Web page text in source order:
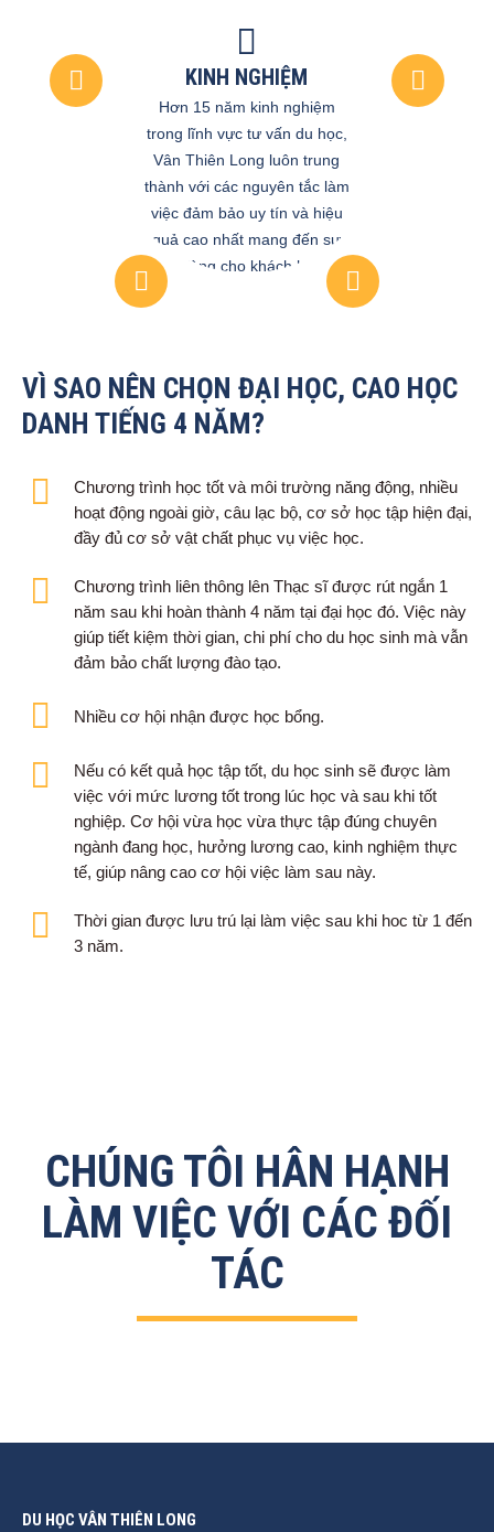
KINH NGHIỆM
Hơn 15 năm kinh nghiệm
trong lĩnh vực tư vấn du học,
Vân Thiên Long luôn trung
thành với các nguyên tắc làm
việc đảm bảo uy tín và hiệu
quả cao nhất mang đến sự
hài lòng cho khách hàng
VÌ SAO NÊN CHỌN ĐẠI HỌC, CAO HỌC
DANH TIẾNG 4 NĂM?
Chương trình học tốt và môi trường năng động, nhiều
hoạt động ngoài giờ, câu lạc bộ, cơ sở học tập hiện đại,
đầy đủ cơ sở vật chất phục vụ việc học.
Chương trình liên thông lên Thạc sĩ được rút ngắn 1
năm sau khi hoàn thành 4 năm tại đại học đó. Việc này
giúp tiết kiệm thời gian, chi phí cho du học sinh mà vẫn
đảm bảo chất lượng đào tạo.
Nhiều cơ hội nhận được học bổng.
Nếu có kết quả học tập tốt, du học sinh sẽ được làm
việc với mức lương tốt trong lúc học và sau khi tốt
nghiệp. Cơ hội vừa học vừa thực tập đúng chuyên
ngành đang học, hưởng lương cao, kinh nghiệm thực
tế, giúp nâng cao cơ hội việc làm sau này.
Thời gian được lưu trú lại làm việc sau khi hoc từ 1 đến
3 năm.
CHÚNG TÔI HÂN HẠNH
LÀM VIỆC VỚI CÁC ĐỐI
TÁC
DU HỌC VÂN THIÊN LONG